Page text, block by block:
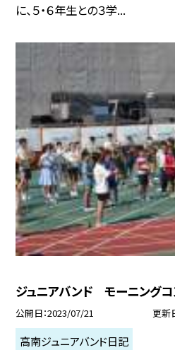
に、５・６年生との３学...
ジュニアバンド モーニング
公開日 2023/07/21 更新
高南ジュニアバンド日記